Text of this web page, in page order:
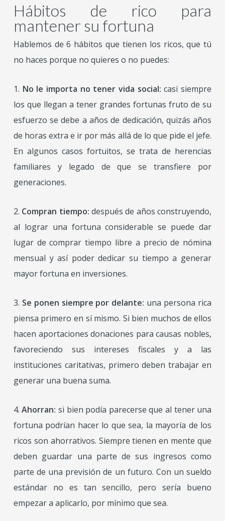
Hábitos de rico para
mantener su fortuna
Hablemos de 6 hábitos que tienen los ricos, que tú
no haces porque no quieres o no puedes:
1. No le importa no tener vida social: casi siempre
los que llegan a tener grandes fortunas fruto de su
esfuerzo se debe a años de dedicación, quizás años
de horas extra e ir por más allá de lo que pide el jefe.
En algunos casos fortuitos, se trata de herencias
familiares y legado de que se transfiere por
generaciones.
2. Compran tiempo: después de años construyendo,
al lograr una fortuna considerable se puede dar
lugar de comprar tiempo libre a precio de nómina
mensual y así poder dedicar su tiempo a generar
mayor fortuna en inversiones.
3. Se ponen siempre por delante: una persona rica
piensa primero en sí mismo. Si bien muchos de ellos
hacen aportaciones donaciones para causas nobles,
favoreciendo sus intereses fiscales y a las
instituciones caritativas, primero deben trabajar en
generar una buena suma.
4.Ahorran: si bien podía parecerse que al tener una
fortuna podrían hacer lo que sea, la mayoría de los
ricos son ahorrativos. Siempre tienen en mente que
deben guardar una parte de sus ingresos como
parte de una previsión de un futuro. Con un sueldo
estándar no es tan sencillo, pero sería bueno
empezar a aplicarlo, por mínimo que sea.